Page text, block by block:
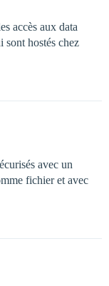
accès aux data
sont hostés chez
avec un
fichier et avec